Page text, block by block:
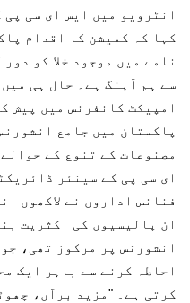
انٹرویو میں ایس ای سی
کہا کہ کمیشن کا اقدام
نامے میں موجود خلا کو
سے ہم آہنگ ہے۔ حال ہی
امپیکٹ کانفرنس میں پیش
پاکستان میں جامع
مصنوعات کے تنوع کے
ای سی پی کے سینئر
فنانس اداروں نے لاکھوں
ان پالیسیوں کی اکثریت
انشورنس پر مرکوز تھی،
احاطہ کرنے سے باہر ایک
کرتی ہے۔ "مزید برآں،